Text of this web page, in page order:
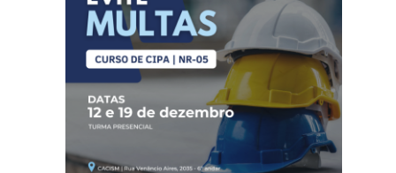
de
Eventos